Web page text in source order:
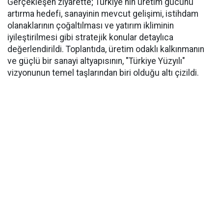
Gerçekleşen ziyarette; Türkiye'nin üretim gücünü
artırma hedefi, sanayinin mevcut gelişimi, istihdam
olanaklarının çoğaltılması ve yatırım ikliminin
iyileştirilmesi gibi stratejik konular detaylıca
değerlendirildi. Toplantıda, üretim odaklı kalkınmanın
ve güçlü bir sanayi altyapısının, "Türkiye Yüzyılı"
vizyonunun temel taşlarından biri olduğu altı çizildi.